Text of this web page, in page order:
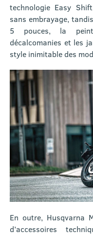
technologie Easy
sans embrayage,
5 pouces, la
décalcomanies et les
style inimitable des
En outre, Husqvarna
d’accessoires